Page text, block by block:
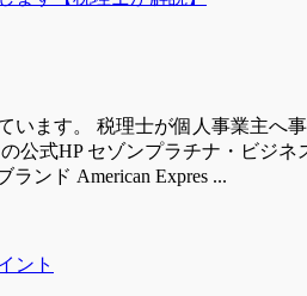
ます。 税理士が個人事業主へ
公式HP セゾンプラチナ・ビジ
ンド American Expres ...